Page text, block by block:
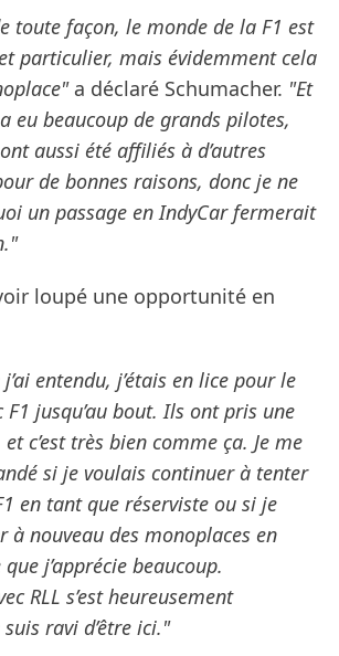
toute façon, le monde de la F1 est
particulier, mais évidemment cela
a déclaré Schumacher. "Et
eu beaucoup de grands pilotes,
aussi été affiliés à d’autres
de bonnes raisons, donc je ne
un passage en IndyCar fermerait
loupé une opportunité en
j’ai entendu, j’étais en lice pour le
jusqu’au bout. Ils ont pris une
c’est très bien comme ça. Je me
si je voulais continuer à tenter
en tant que réserviste ou si je
à nouveau des monoplaces en
j’apprécie beaucoup.
RLL s’est heureusement
ravi d’être ici."